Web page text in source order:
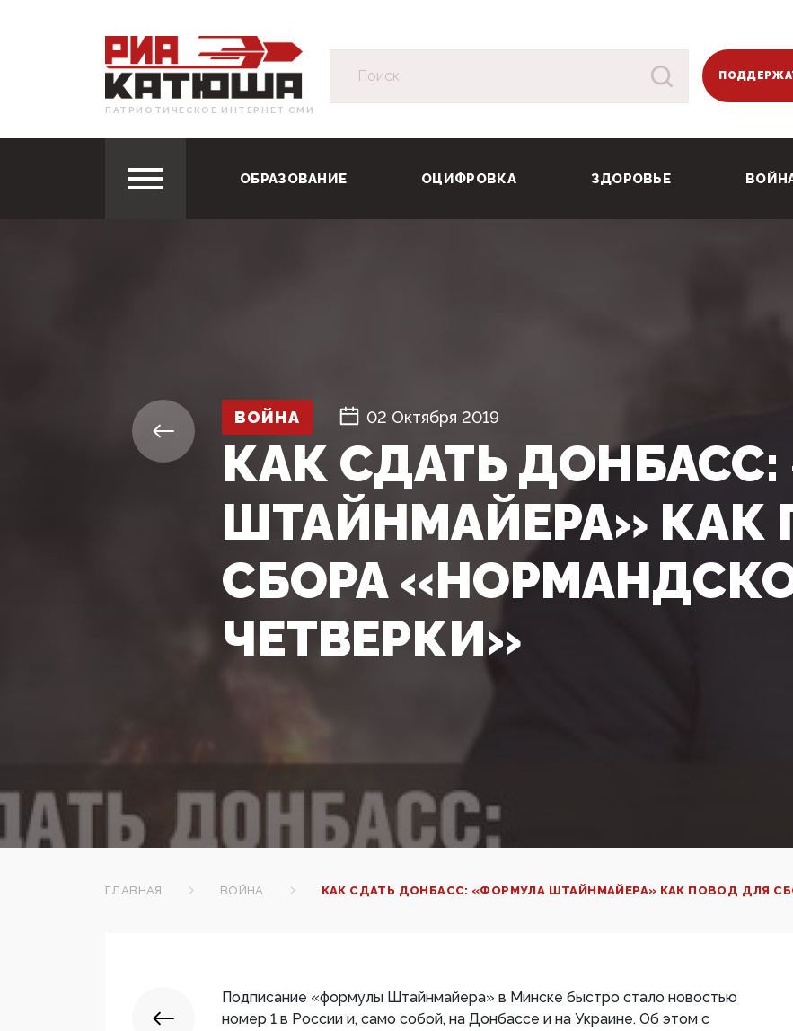
ПАТРИОТИЧЕСКОЕ ИНТЕРНЕТ СМИ
ОБРАЗОВАНИЕ ОЦИФРОВКА ЗДОРОВЬЕ
ВОЙНА 02 Октября 2019
КАК СДАТЬ
ШТАЙНМАЙЕРА» КАК
СБОРА
ЧЕТВЕРКИ»
ГЛАВНАЯ ВОЙНА КАК СДАТЬ ДОНБАСС: «ФОРМУЛА ШТАЙНМАЙЕРА» КАК ПОВОД ДЛЯ
Подписание «формулы Штайнмайера» в Минске быстро стало новостью
номер 1 в России и, само собой, на Донбассе и на Украине. Об этом с